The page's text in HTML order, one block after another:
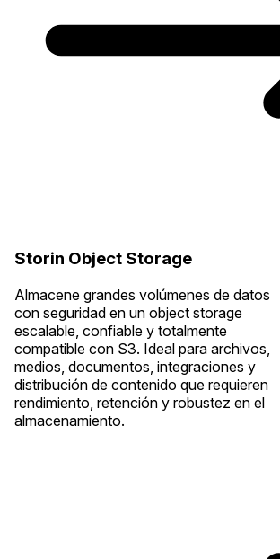
Storin Object Storage
Almacene grandes volúmenes de datos
con seguridad en un object storage
escalable, confiable y totalmente
compatible con S3. Ideal para archivos,
medios, documentos, integraciones y
distribución de contenido que requieren
rendimiento, retención y robustez en el
almacenamiento.